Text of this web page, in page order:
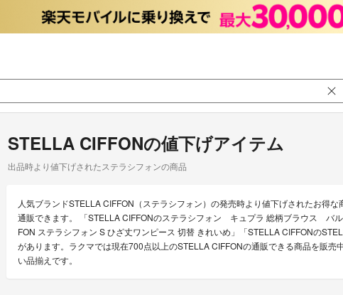
STELLA CIFFONの値下げアイテム
出品時より値下げされたステラシフォンの商品
人気ブランドSTELLA CIFFON（ステラシフォン）の発売時より値下げされたお得
通販できます。 「STELLA CIFFONのステラシフォン キュプラ 総柄ブラウス バ
FON ステラシフォン S ひざ丈ワンピース 切替 きれいめ」「STELLA CIFFONの
があります。ラクマでは現在700点以上のSTELLA CIFFONの通販できる商品を販
い品揃えです。